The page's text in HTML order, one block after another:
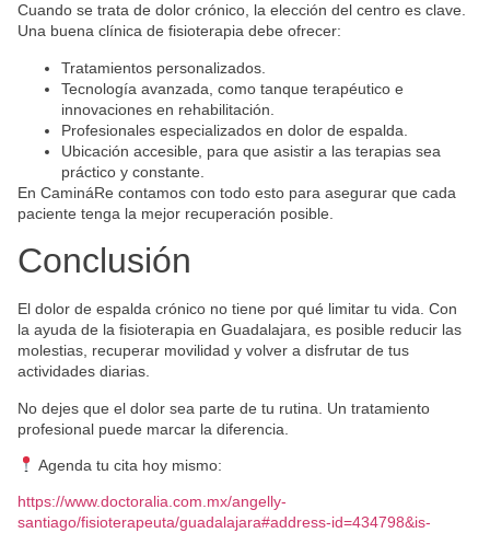
Cuando se trata de dolor crónico, la elección del centro es clave.
Una buena clínica de fisioterapia debe ofrecer:
Tratamientos personalizados.
Tecnología avanzada, como tanque terapéutico e
innovaciones en rehabilitación.
Profesionales especializados en dolor de espalda.
Ubicación accesible, para que asistir a las terapias sea
práctico y constante.
En CamináRe contamos con todo esto para asegurar que cada
paciente tenga la mejor recuperación posible.
Conclusión
El dolor de espalda crónico no tiene por qué limitar tu vida. Con
la ayuda de la fisioterapia en Guadalajara, es posible reducir las
molestias, recuperar movilidad y volver a disfrutar de tus
actividades diarias.
No dejes que el dolor sea parte de tu rutina. Un tratamiento
profesional puede marcar la diferencia.
Agenda tu cita hoy mismo:
https://www.doctoralia.com.mx/angelly-
santiago/fisioterapeuta/guadalajara#address-id=434798&is-